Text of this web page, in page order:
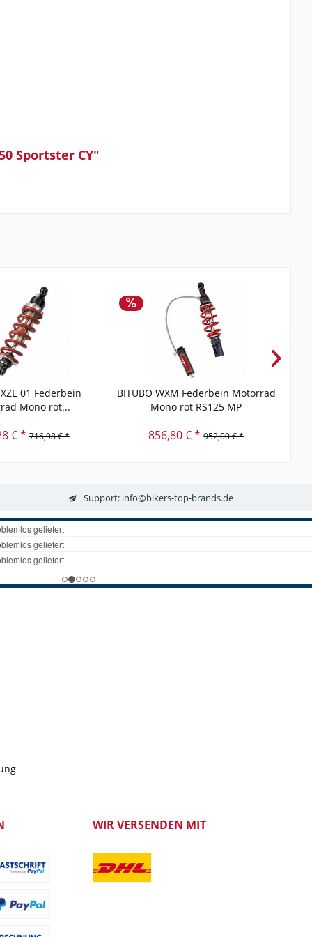
Sportster CY"
01 Federbein
Mono rot...
€ * 716,98 € *
BITUBO WXM Federbein Motorrad
Mono rot RS125 MP
856,80 € * 952,00 € *
Support: info@bikers-top-brands.de
WIR VERSENDEN MIT